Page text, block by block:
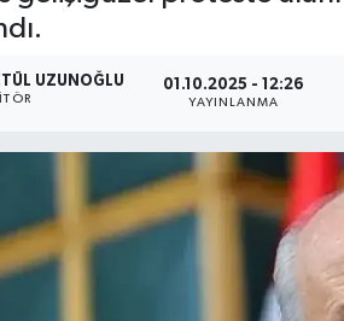
UZUNOĞLU 01.10.2025 - 12:26
YAYINLANMA